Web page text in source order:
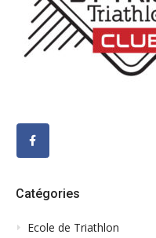
Catégories
Ecole de Triathlon